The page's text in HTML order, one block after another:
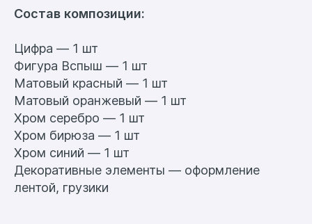
Cостав композиции:
Цифра — 1 шт
Фигура Вспыш — 1 шт
Матовый красный — 1 шт
Матовый оранжевый — 1 шт
Хром серебро — 1 шт
Хром бирюза — 1 шт
Хром синий — 1 шт
Декоративные элементы — оформление
лентой, грузики